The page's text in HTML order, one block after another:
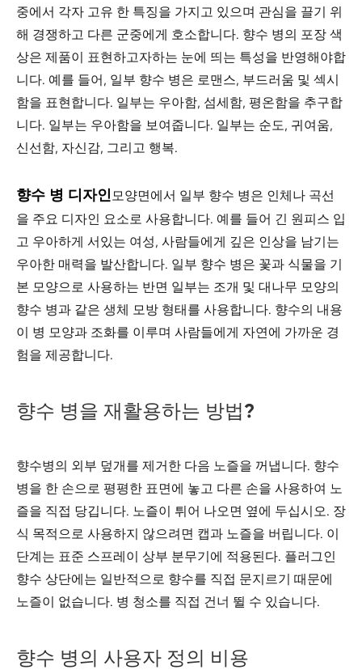
중에서 각자 고유 한 특징을 가지고 있으며 관심을 끌기 위
해 경쟁하고 다른 군중에게 호소합니다. 향수 병의 포장 색
상은 제품이 표현하고자하는 눈에 띄는 특성을 반영해야합
니다. 예를 들어, 일부 향수 병은 로맨스, 부드러움 및 섹시
함을 표현합니다. 일부는 우아함, 섬세함, 평온함을 추구합
니다. 일부는 우아함을 보여줍니다. 일부는 순도, 귀여움,
신선함, 자신감, 그리고 행복.
향수 병 디자인모양면에서 일부 향수 병은 인체나 곡선
을 주요 디자인 요소로 사용합니다. 예를 들어 긴 원피스 입
고 우아하게 서있는 여성, 사람들에게 깊은 인상을 남기는
우아한 매력을 발산합니다. 일부 향수 병은 꽃과 식물을 기
본 모양으로 사용하는 반면 일부는 조개 및 대나무 모양의
향수 병과 같은 생체 모방 형태를 사용합니다. 향수의 내용
이 병 모양과 조화를 이루며 사람들에게 자연에 가까운 경
험을 제공합니다.
향수 병을 재활용하는 방법?
향수병의 외부 덮개를 제거한 다음 노즐을 꺼냅니다. 향수
병을 한 손으로 평평한 표면에 놓고 다른 손을 사용하여 노
즐을 직접 당깁니다. 노즐이 튀어 나오면 옆에 두십시오. 장
식 목적으로 사용하지 않으려면 캡과 노즐을 버립니다. 이
단계는 표준 스프레이 상부 분무기에 적용된다. 플러그인
향수 상단에는 일반적으로 향수를 직접 문지르기 때문에
노즐이 없습니다. 병 청소를 직접 건너 뛸 수 있습니다.
향수 병의 사용자 정의 비용